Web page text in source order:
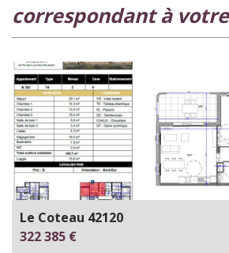
correspondant à
Le Coteau 42120
322 385 €